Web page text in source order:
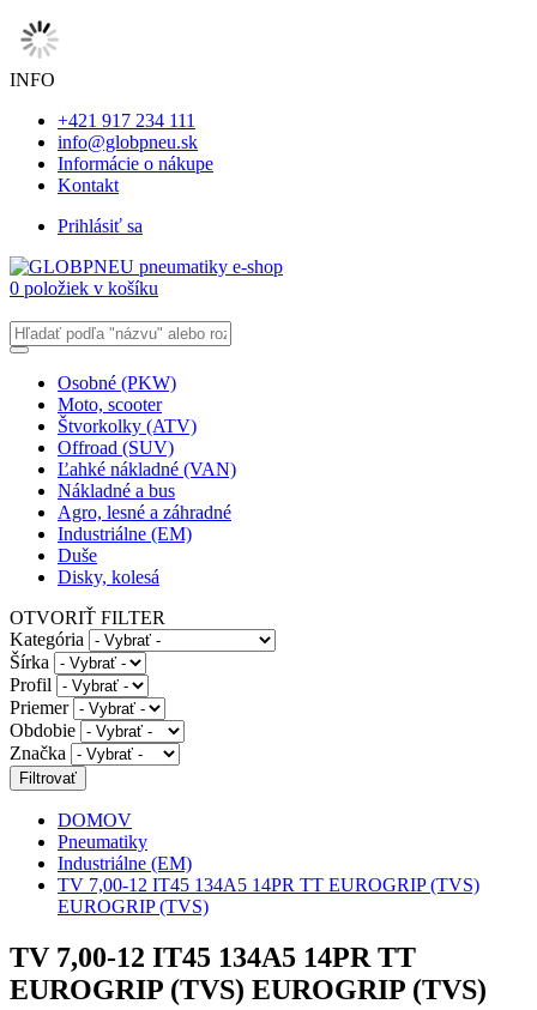
INFO
+421 917 234 111
info@globpneu.sk
Informácie o nákupe
Kontakt
Prihlásiť sa
0 položiek v košíku
Osobné (PKW)
Moto, scooter
Štvorkolky (ATV)
Offroad (SUV)
Ľahké nákladné (VAN)
Nákladné a bus
Agro, lesné a záhradné
Industriálne (EM)
Duše
Disky, kolesá
OTVORIŤ FILTER
Kategória
Šírka
Profil
Priemer
Obdobie
Značka
DOMOV
Pneumatiky
Industriálne (EM)
TV 7,00-12 IT45 134A5 14PR TT EUROGRIP (TVS)
EUROGRIP (TVS)
TV 7,00-12 IT45 134A5 14PR TT
EUROGRIP (TVS) EUROGRIP (TVS)